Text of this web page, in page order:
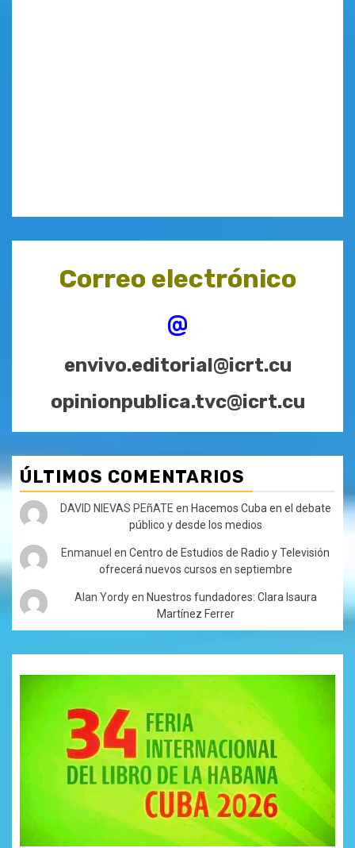
Correo electrónico
@
envivo.editorial@icrt.cu
opinionpublica.tvc@icrt.cu
ÚLTIMOS COMENTARIOS
DAVID NIEVAS PEñATE en Hacemos Cuba en el debate
público y desde los medios
Enmanuel enCentro de Estudios de Radio y Televisión
ofrecerá nuevos cursos en septiembre
Alan Yordyen Nuestros fundadores: Clara Isaura
Martínez Ferrer